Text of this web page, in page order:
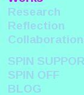
Research
Reflection
SPIN
SPIN OFF
BLOG